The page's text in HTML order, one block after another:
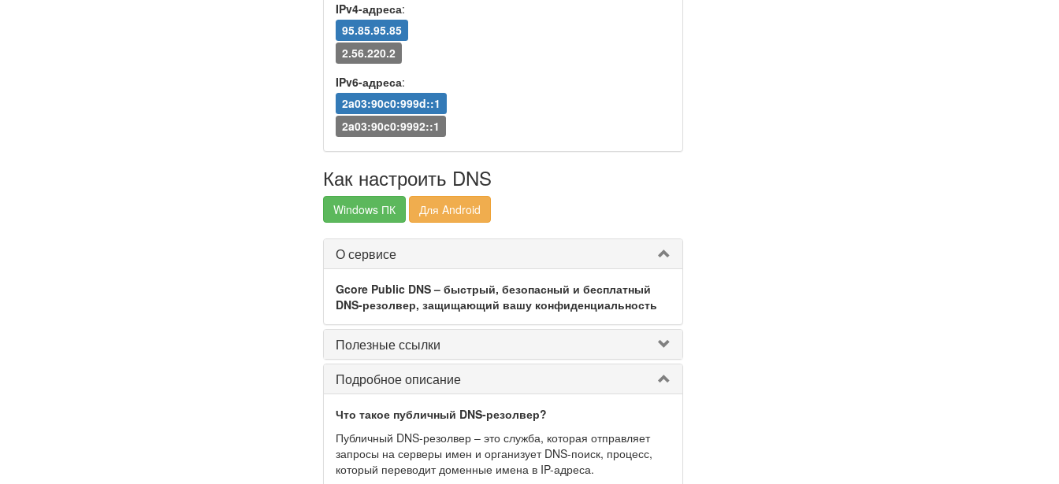
IPv4-адреса:
95.85.95.85
2.56.220.2
IPv6-адреса:
2a03:90c0:999d::1
2a03:90c0:9992::1
Как настроить DNS
Windows ПК Для Android
О сервисе
Gcore Public DNS – быстрый, безопасный и бесплатный
DNS-резолвер, защищающий вашу конфиденциальность
Полезные ссылки
Подробное описание
Что такое публичный DNS-резолвер?
Публичный DNS-резолвер – это служба, которая отправляет
запросы на серверы имен и организует DNS-поиск, процесс,
который переводит доменные имена в IP-адреса.